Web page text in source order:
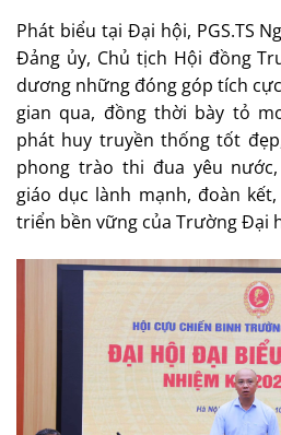
Phát biểu tại Đại hội, PGS.TS
Đảng ủy, Chủ tịch Hội đồng
dương những đóng góp tích
gian qua, đồng thời bày tỏ
phát huy truyền thống tốt
phong trào thi đua yêu
giáo dục lành mạnh, đoàn
triển bền vững của Trường Đại